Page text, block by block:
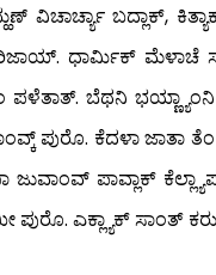
ವಿಚಾರ್ಚ್ಯಾ ಬದ್ಲಾಕ್,
ಧಾರ್ಮಿಕ್ ಮೆಳಾಚೆ
ಪಳೆತಾತ್. ಬೆಥನಿ
ಪುರೊ. ಕೆದಳಾ ಜಾತಾ
ಪಾವ್ಲಾಕ್
ಎಕ್ಲ್ಯಾಕ್ ಸಾಂತ್